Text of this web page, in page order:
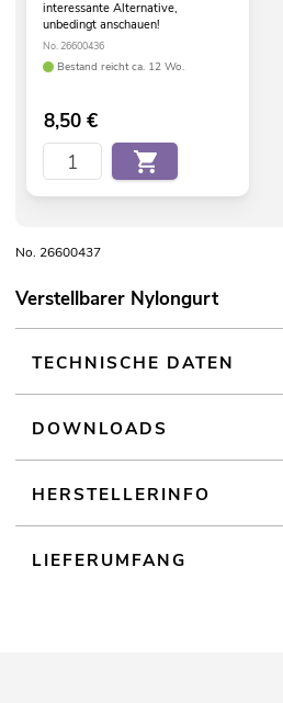
interessante Alternative,
unbedingt anschauen!
No. 26600436
Bestand reicht ca. 12 Wo.
8,50€
No. 26600437
Verstellbarer Nylongurt
TECHNISCHE DATEN
DOWNLOADS
HERSTELLERINFO
LIEFERUMFANG